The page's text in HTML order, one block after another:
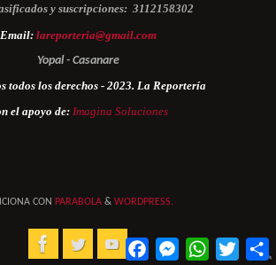
y suscripciones: 3112158302
Email: lareporteria@gmail.com
Yopal - Casanare
todos los derechos - 2023. La Reportería
el apoyo de: Imagina Soluciones
CON PARABOLA & WORDPRESS.
FacebookMessengerWhatsApp
Twitter